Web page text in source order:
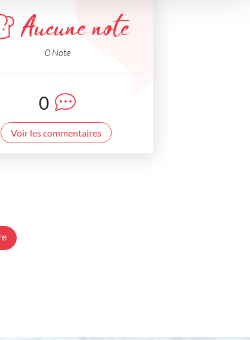
Aucune note
0 Note
0
Voir les commentaires